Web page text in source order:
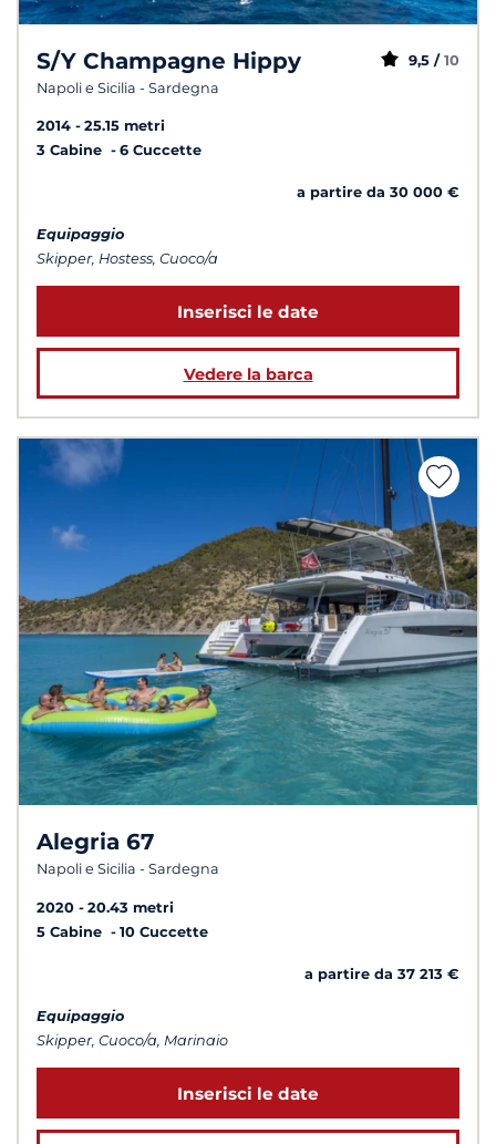
S/Y Champagne Hippy
Napoli e Sicilia - Sardegna
9,5 / 10
2014
25.15 metri
3 Cabine
6 Cuccette
a partire da 30 000 €
Equipaggio
Skipper, Hostess, Cuoco/a
Inserisci le date
Vedere la barca
Alegria 67
Napoli e Sicilia - Sardegna
2020
20.43 metri
5 Cabine
10 Cuccette
a partire da 37 213 €
Equipaggio
Skipper, Cuoco/a, Marinaio
Inserisci le date